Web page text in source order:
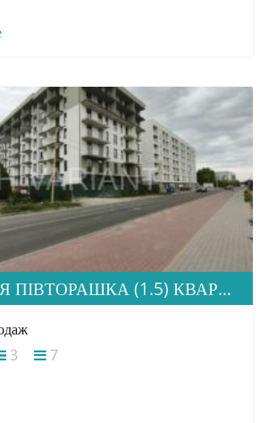
ПРОДАЄТЬСЯ ПІВТОРАШКА (1.5) КВАРТИРА З ІДЕАЛЬНОЮ ЛОКАЦІЄЮ, ЖК HOME
3 7